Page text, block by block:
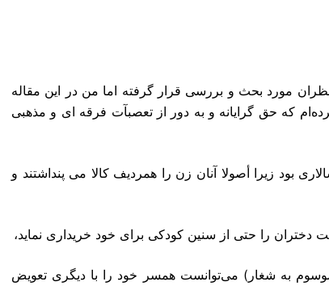
مورد بحث و بررسى قرار گرفته اما من در این مقاله
که حق گرایانه و به دور از تعصبآت فرقه اى و مذهبى
بود زیرا أصولا آنان زن را همردیف کالا مى پنداشتند و
را حتى از سنین کودکى براى خود خریدارى نماید،
به شغار) مى‌توانست همسر خود را با دیگرى تعویض